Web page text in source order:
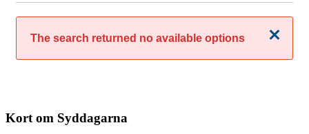
Close
The search returned no available options
Kort om Syddagarna